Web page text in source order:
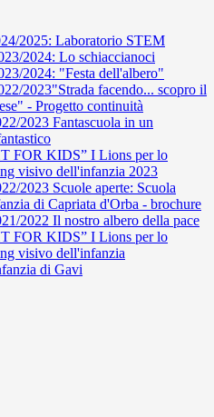
2025: Laboratorio STEM
2024: Lo schiaccianoci
2024: "Festa dell'albero"
2023"Strada facendo... scopro il
- Progetto continuità
2023 Fantascuola in un
FOR KIDS” I Lions per lo
visivo dell'infanzia 2023
2023 Scuole aperte: Scuola
di Capriata d'Orba - brochure
2022 Il nostro albero della pace
FOR KIDS” I Lions per lo
visivo dell'infanzia
di Gavi